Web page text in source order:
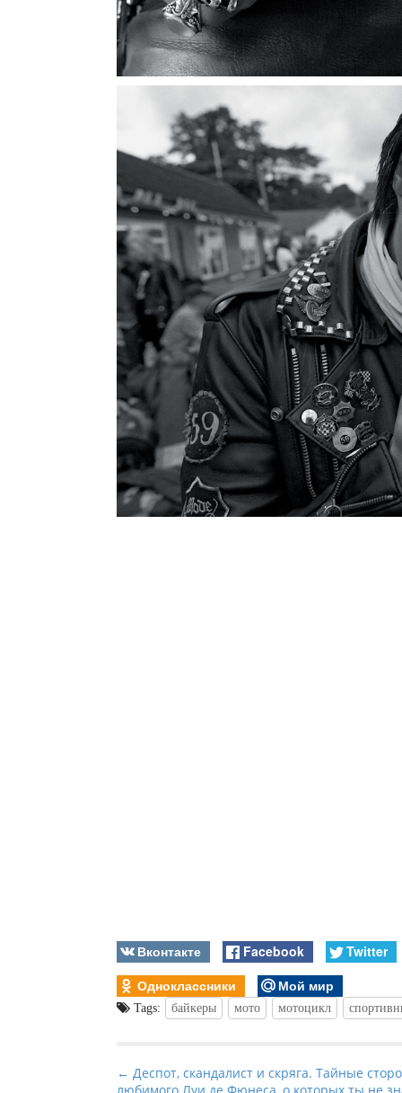
Вконтакте Facebook
Twitter
Одноклассники
Мой мир
Tags: байкеры мото мотоцикл
P
← Деспот, скандалист и скряга. Тайные